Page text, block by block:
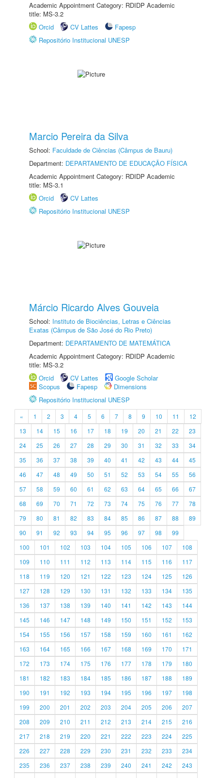
Academic Appointment Category: RDIDP Academic
title: MS-3.2
Orcid
CV Lattes
Fapesp
Repositório Institucional UNESP
Marcio Pereira da Silva
School: Faculdade de Ciências (Câmpus de Bauru)
Department: DEPARTAMENTO DE EDUCAÇÃO FÍSICA
Academic Appointment Category: RDIDP Academic
title: MS-3.1
Orcid
CV Lattes
Repositório Institucional UNESP
Márcio Ricardo Alves Gouveia
School: Instituto de Biociências, Letras e Ciências
Exatas (Câmpus de São José do Rio Preto)
Department: DEPARTAMENTO DE MATEMÁTICA
Academic Appointment Category: RDIDP Academic
title: MS-3.2
Orcid
CV Lattes
Google Scholar
Scopus
Fapesp
Dimensions
Repositório Institucional UNESP
« 1 2 3 4 5 6 7 8 9 10 11
12
13
14 15 16 17 18 19 20 21 22
23
24
25 26 27 28 29 30 31 32 33
34
35
36 37 38 39 40 41 42 43 44
45
46
47 48 49 50 51 52 53 54 55
56
57
58 59 60 61 62 63 64 65 66
67
68
69 70 71 72 73 74 75 76 77
78
79
80 81 82 83 84 85 86 87 88
89
90
91 92 93 94 95 96 97 98
99
100
101 102 103 104 105 106 107
108
109
110 111 112 113 114 115 116
117
118
119 120 121 122 123 124 125
126
127
128 129 130 131 132 133 134
135
136
137 138 139 140 141 142 143
144
145
146 147 148 149 150 151 152
153
154
155 156 157 158 159 160 161
162
163
164 165 166 167 168 169 170
171
172
173 174 175 176 177 178 179
180
181
182 183 184 185 186 187 188
189
190
191 192 193 194 195 196 197
198
199
200 201 202 203 204 205 206
207
208
209 210 211 212 213 214 215
216
217
218 219 220 221 222 223 224
225
226
227 228 229 230 231 232 233
234
235
236 237 238 239 240 241 242
243